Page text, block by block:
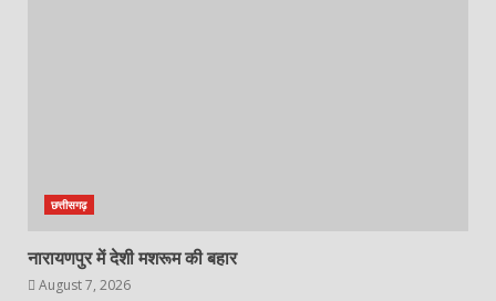
छत्तीसगढ़
नारायणपुर में देशी मशरूम की बहार
August 7, 2026